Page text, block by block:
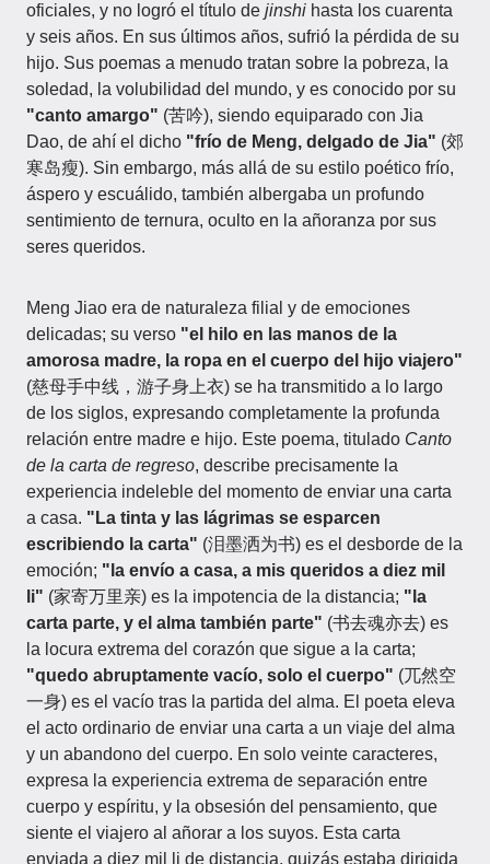
oficiales, y no logró el título de jinshi hasta los cuarenta
y seis años. En sus últimos años, sufrió la pérdida de su
hijo. Sus poemas a menudo tratan sobre la pobreza, la
soledad, la volubilidad del mundo, y es conocido por su
"canto amargo" (苦吟), siendo equiparado con Jia
Dao, de ahí el dicho "frío de Meng, delgado de Jia" (郊
寒岛瘦). Sin embargo, más allá de su estilo poético frío,
áspero y escuálido, también albergaba un profundo
sentimiento de ternura, oculto en la añoranza por sus
seres queridos.
Meng Jiao era de naturaleza filial y de emociones
delicadas; su verso "el hilo en las manos de la
amorosa madre, la ropa en el cuerpo del hijo viajero"
(慈母手中线，游子身上衣) se ha transmitido a lo largo
de los siglos, expresando completamente la profunda
relación entre madre e hijo. Este poema, titulado Canto
de la carta de regreso, describe precisamente la
experiencia indeleble del momento de enviar una carta
a casa. "La tinta y las lágrimas se esparcen
escribiendo la carta" (泪墨洒为书) es el desborde de la
emoción; "la envío a casa, a mis queridos a diez mil
li" (家寄万里亲) es la impotencia de la distancia; "la
carta parte, y el alma también parte" (书去魂亦去) es
la locura extrema del corazón que sigue a la carta;
"quedo abruptamente vacío, solo el cuerpo" (兀然空
一身) es el vacío tras la partida del alma. El poeta eleva
el acto ordinario de enviar una carta a un viaje del alma
y un abandono del cuerpo. En solo veinte caracteres,
expresa la experiencia extrema de separación entre
cuerpo y espíritu, y la obsesión del pensamiento, que
siente el viajero al añorar a los suyos. Esta carta
enviada a diez mil li de distancia, quizás estaba dirigida